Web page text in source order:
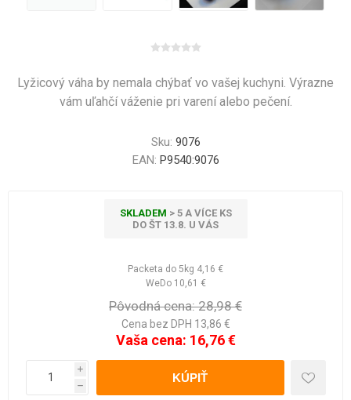
Lyžicový váha by nemala chýbať vo vašej kuchyni. Výrazne
vám uľahčí váženie pri varení alebo pečení.
Sku: 9076
EAN: P9540:9076
SKLADEM > 5 A VÍCE KS
DO ŠT 13.8. U VÁS
Packeta do 5kg 4,16 €
WeDo 10,61 €
Pôvodná cena: 28,98 €
Cena bez DPH 13,86 €
Vaša cena: 16,76 €
i
h